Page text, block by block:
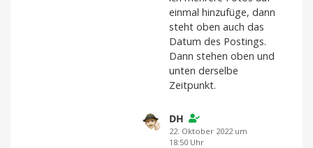
einmal hinzufüge, dann
steht oben auch das
Datum des Postings.
Dann stehen oben und
unten derselbe
Zeitpunkt.
DH
22. Oktober 2022 um
18:50 Uhr